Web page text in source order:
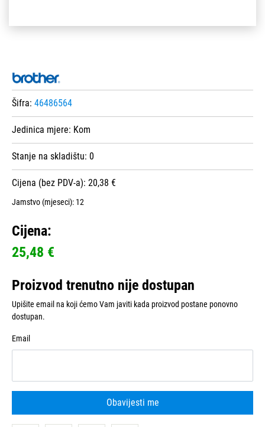
Šifra: 46486564
Jedinica mjere: Kom
Stanje na skladištu: 0
Cijena (bez PDV-a): 20,38 €
Jamstvo (mjeseci): 12
Cijena:
25,48 €
Proizvod trenutno nije dostupan
Upišite email na koji ćemo Vam javiti kada proizvod postane ponovno
dostupan.
Email
Obavijesti me